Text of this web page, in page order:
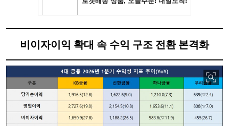
비이자이익 확대 속 수익 구조 전환 본격화